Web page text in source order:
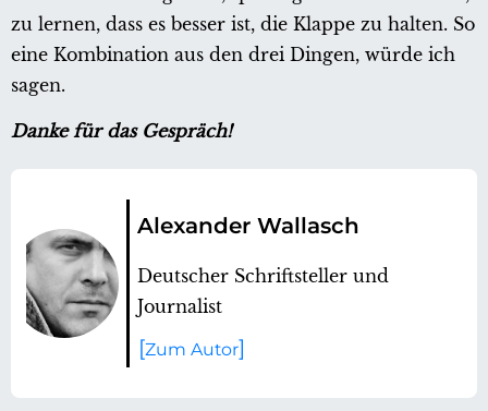
zu lernen, dass es besser ist, die Klappe zu halten. So
eine Kombination aus den drei Dingen, würde ich
sagen.
Danke für das Gespräch!
Alexander Wallasch
Deutscher Schriftsteller und
Journalist
Zum Autor